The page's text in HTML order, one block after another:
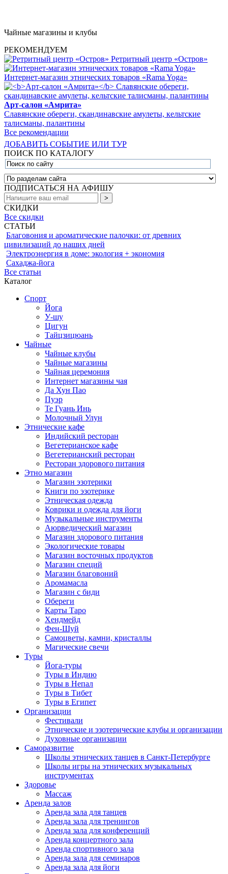
Чайные магазины и клубы
РЕКОМЕНДУЕМ
Ретритный центр «Остров»
Интернет-магазин этнических товаров «Rama Yoga»
Арт-салон «Амрита»
Славянские обереги, скандинавские амулеты, кельтские
талисманы, палантины
Все рекомендации
ДОБАВИТЬ СОБЫТИЕ ИЛИ ТУР
ПОИСК ПО КАТАЛОГУ
ПОДПИСАТЬСЯ НА АФИШУ
СКИДКИ
Все скидки
СТАТЬИ
Благовония и ароматические палочки: от древних
цивилизаций до наших дней
Электроэнергия в доме: экология + экономия
Сахаджа-йога
Все статьи
Каталог
Спорт
Йога
У-шу
Цигун
Тайцзицюань
Чайные
Чайные клубы
Чайные магазины
Чайная церемония
Интернет магазины чая
Да Хун Пао
Пуэр
Те Гуань Инь
Молочный Улун
Этнические кафе
Индийский ресторан
Вегетерианское кафе
Вегетерианский ресторан
Ресторан здорового питания
Этно магазин
Магазин эзотерики
Книги по эзотерике
Этническая одежда
Коврики и одежда для йоги
Музыкальные инструменты
Аюрведический магазин
Магазин здорового питания
Экологические товары
Магазин восточных продуктов
Магазин специй
Магазин благовоний
Аромамасла
Магазин с биди
Обереги
Карты Таро
Хендмейд
Фен-Шуй
Самоцветы, камни, кристаллы
Магические свечи
Туры
Йога-туры
Туры в Индию
Туры в Непал
Туры в Тибет
Туры в Египет
Организации
Фестивали
Этнические и эзотерические клубы и организации
Духовные организации
Саморазвитие
Школы этнических танцев в Санкт-Петербурге
Школы игры на этнических музыкальных
инструментах
Здоровье
Массаж
Аренда залов
Аренда зала для танцев
Аренда зала для тренингов
Аренда зала для конференций
Аренда концертного зала
Аренда спортивного зала
Аренда зала для семинаров
Аренда зала для йоги